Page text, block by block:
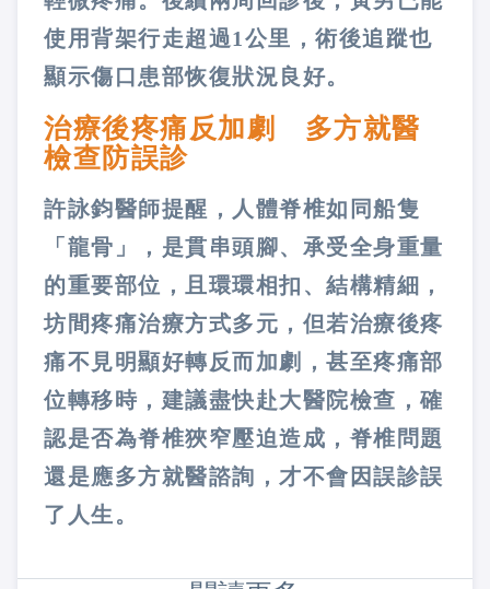
使用背架行走超過1公里，術後追蹤也
顯示傷口患部恢復狀況良好。
治療後疼痛反加劇 多方就醫
檢查防誤診
許詠鈞醫師提醒，人體脊椎如同船隻
「龍骨」，是貫串頭腳、承受全身重量
的重要部位，且環環相扣、結構精細，
坊間疼痛治療方式多元，但若治療後疼
痛不見明顯好轉反而加劇，甚至疼痛部
位轉移時，建議盡快赴大醫院檢查，確
認是否為脊椎狹窄壓迫造成，脊椎問題
還是應多方就醫諮詢，才不會因誤診誤
了人生。